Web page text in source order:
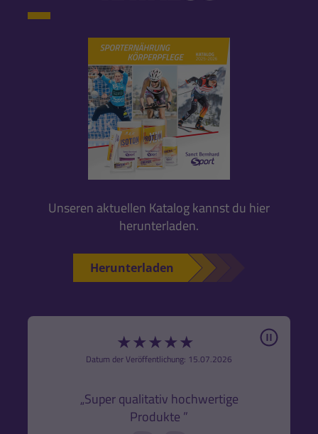
Unseren aktuellen Katalog kannst du hier
herunterladen.
Herunterladen
★★★★★
Datum der Veröffentlichung: 15.07.2026
„Super qualitativ hochwertige
Produkte ”
Pause